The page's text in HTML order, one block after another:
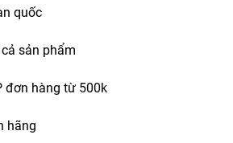
quốc
sản phẩm
đơn hàng từ 500k
hãng